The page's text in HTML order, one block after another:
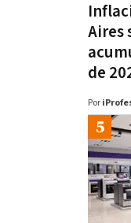
Aires
de
Por